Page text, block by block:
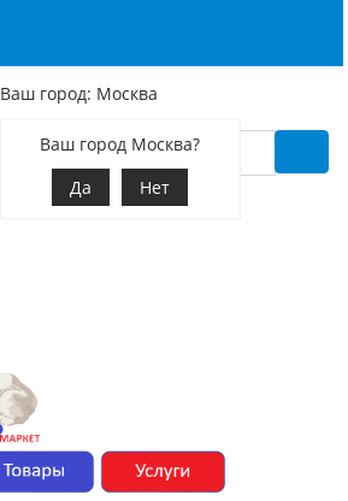
Ваш город: Москва
Ваш город Москва?
Да
Нет